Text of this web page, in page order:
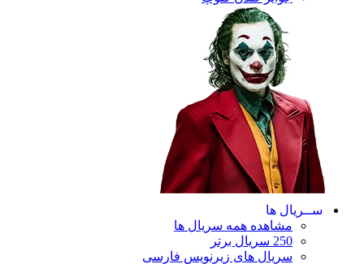
ها
مشاهده همه سریال ها
سریال های زیرنویس فارسی